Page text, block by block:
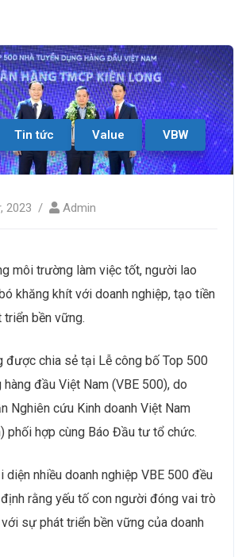
Tin tức Value VBW
2023 Admin
môi trường làm việc tốt, người lao
khăng khít với doanh nghiệp, tạo tiền
bền vững.
được chia sẻ tại Lễ công bố Top 500
hàng đầu Việt Nam (VBE 500), do
Nghiên cứu Kinh doanh Việt Nam
phối hợp cùng Báo Đầu tư tổ chức.
nhiều doanh nghiệp VBE 500 đều
rằng yếu tố con người đóng vai trò
sự phát triển bền vững của doanh